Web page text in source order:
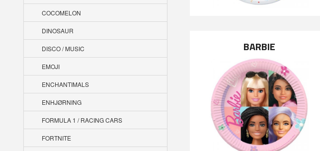
COCOMELON
DINOSAUR
DISCO / MUSIC
EMOJI
ENCHANTIMALS
ENHJØRNING
FORMULA 1 / RACING CARS
FORTNITE
BARBIE